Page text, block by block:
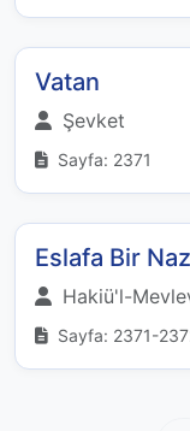
Vatan
Şevket
Sayfa: 2371
Eslafa Bir
Hakiü'l-
Sayfa: 2371-